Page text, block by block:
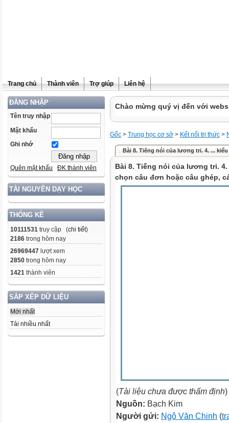
Trang chủ Thành viên Trợ giúp Liên hệ
ĐĂNG NHẬP
Tên truy nhập
Mật khẩu
Ghi nhớ
Quên mật khẩu ĐK thành viên
TÀI NGUYÊN DẠY HỌC
THỐNG KÊ
10111531 truy cập (chi tiết)
2186 trong hôm nay
26969447 lượt xem
2850 trong hôm nay
1421 thành viên
SẮP XẾP DỮ LIỆU
Mới nhất
Tải nhiều nhất
Chào mừng quý vị đến với
Gốc > Trung học cơ sở > Kết nối tri thức >
Bài 8. Tiếng nói của lương tri. 4. ...
Bài 8. Tiếng nói của lương tri.
chọn câu đơn hoặc câu ghép,
(Tài liệu chưa được thẩm định)
Nguồn: Bạch Kim
Người gửi: Ngô Văn Chinh (